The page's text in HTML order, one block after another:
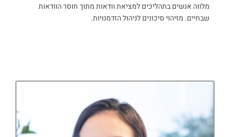
מלווה אנשים בתהליכים למציאת וודאות מתוך חוסר הוודאות
שבחיים. מזיהוי סיכונים לניהול הזדמנויות.